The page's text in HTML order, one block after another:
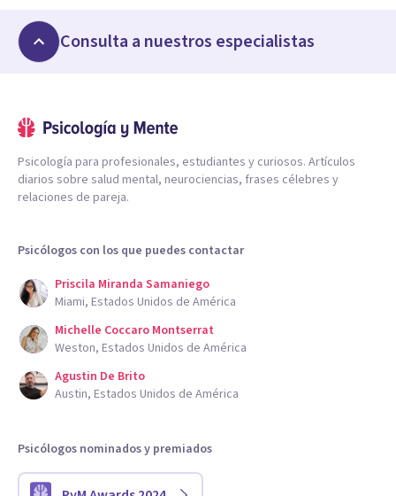
Consulta a nuestros especialistas
Psicología para profesionales, estudiantes y curiosos. Artículos
diarios sobre salud mental, neurociencias, frases célebres y
relaciones de pareja.
Psicólogos con los que puedes contactar
Priscila Miranda Samaniego
Miami, Estados Unidos de América
Michelle Coccaro Montserrat
Weston, Estados Unidos de América
Agustin De Brito
Austin, Estados Unidos de América
Psicólogos nominados y premiados